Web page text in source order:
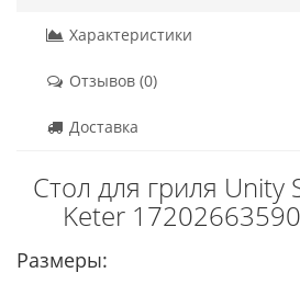
Характеристики
Отзывов (0)
Доставка
Стол для гриля Unity
Keter
Размеры: